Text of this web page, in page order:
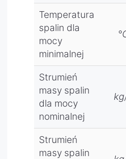
em
obwodu
go oraz
dodatkow
ymi
dwoma
zaworami
mieszają
cymi -
(opcja).
Temperatura
spalin dla
mocy
minimalnej
Strumień
masy spalin
dla mocy
nominalnej
Strumień
masy spalin